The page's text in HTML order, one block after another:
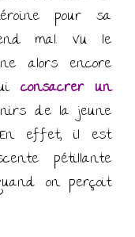
pour sa
mal. Vu le
alors encore
consacrer un
de la jeune
En effet, il est
pétillante
on perçoit